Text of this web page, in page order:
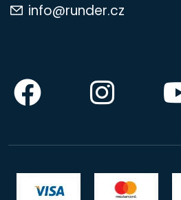
info@runder.cz